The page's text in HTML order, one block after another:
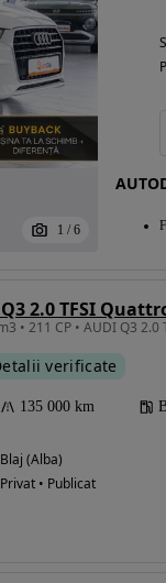
1 / 6
2.0 TFSI
verificate
135 000 km
Blaj (Alba)
Privat • Publicat